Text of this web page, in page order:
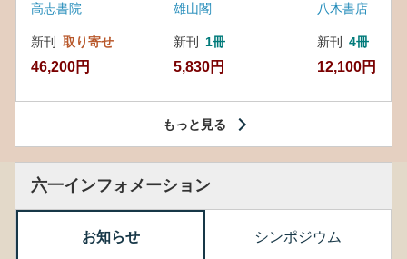
高志書院
新刊 取り寄せ
46,200円
雄山閣
新刊 1冊
5,830円
八木書店
新刊 4冊
12,100円
もっと見る
六一インフォメーション
お知らせ シンポジウム